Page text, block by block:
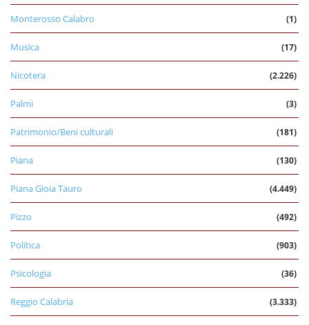
Monterosso Calabro (1)
Musica (17)
Nicotera (2.226)
Palmi (3)
Patrimonio/Beni culturali (181)
Piana (130)
Piana Gioia Tauro (4.449)
Pizzo (492)
Politica (903)
Psicologia (36)
Reggio Calabria (3.333)